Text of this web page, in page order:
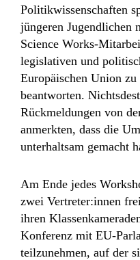
Politikwissenschaften
jüngeren Jugendlichen
Science Works-
legislativen und
Europäischen Union
beantworten.
Rückmeldungen von
anmerkten, dass die
unterhaltsam gemacht
Am Ende jedes
zwei Vertreter:innen
ihren
Konferenz mit EU-
teilzunehmen, auf der